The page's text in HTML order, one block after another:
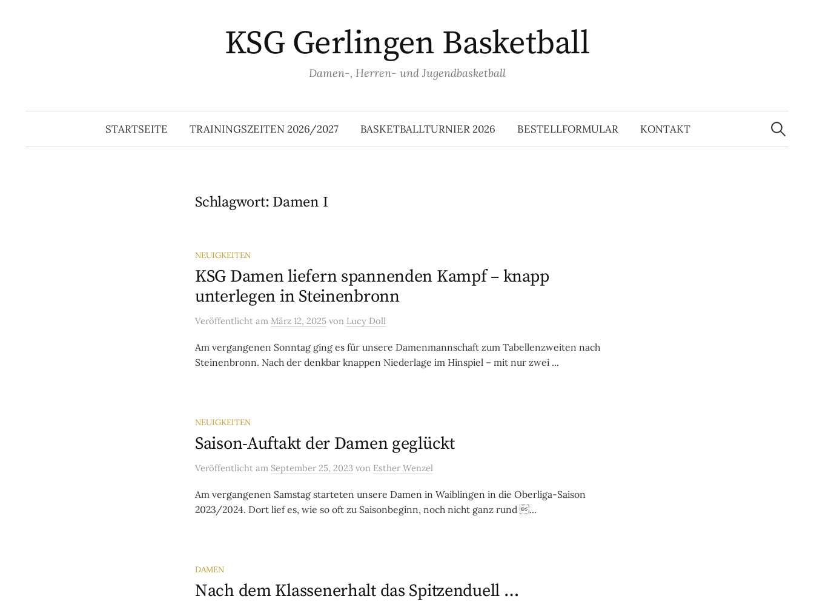
KSG Gerlingen Basketball
Damen-, Herren- und Jugendbasketball
STARTSEITE TRAININGSZEITEN 2026/2027 BASKETBALLTURNIER 2026 BESTELLFORMULAR KONTAKT
Suchen
nach:
Schlagwort: Damen I
NEUIGKEITEN
KSG Damen liefern spannenden Kampf – knapp
unterlegen in Steinenbronn
Veröffentlicht am März 12, 2025 von Lucy Doll
Am vergangenen Sonntag ging es für unsere Damenmannschaft zum Tabellenzweiten nach
Steinenbronn. Nach der denkbar knappen Niederlage im Hinspiel – mit nur zwei ...
NEUIGKEITEN
Saison-Auftakt der Damen geglückt
Veröffentlicht am September 25, 2023 von Esther Wenzel
Am vergangenen Samstag starteten unsere Damen in Waiblingen in die Oberliga-Saison
2023/2024. Dort lief es, wie so oft zu Saisonbeginn, noch nicht ganz rund ...
DAMEN
Nach dem Klassenerhalt das Spitzenduell …